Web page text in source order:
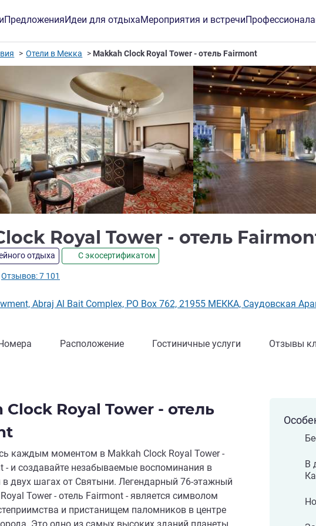
ПредложенияИдеи для отдыхаМероприятия и встречи
Отели в Мекка Makkah Clock Royal Tower - отель Fairmont
Royal Tower - отель
отдыха С экосертификатом
(Рейтинг ALL)
Отзывов: 7 101
Abraj Al Bait Complex, PO Box 762, 21955 МЕККА, Саудовская
Расположение Гостиничные услуги Отзывы
Clock Royal Tower - отель
каждым моментом в Makkah Clock Royal Tower -
- и создавайте незабываемые воспоминания в
в двух шагах от Святыни. Легендарный 76-этажный
Tower - отель Fairmont - является символом
и пристанищем паломников в центре
В